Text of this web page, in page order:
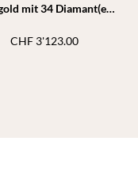
mit 34 Diamant(en)
Morganit 2,75 Karat.
CHF 3'123.00